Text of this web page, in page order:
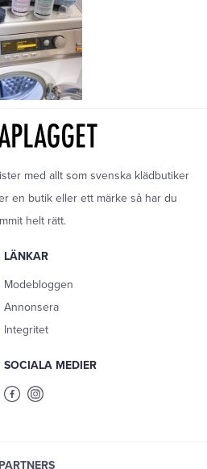
med allt som svenska klädbutiker
en butik eller ett märke så har du
helt rätt.
LÄNKAR
Modebloggen
Annonsera
Integritet
SOCIALA MEDIER
PARTNERS